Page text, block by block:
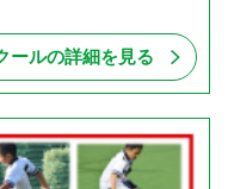
ールの詳細を見る